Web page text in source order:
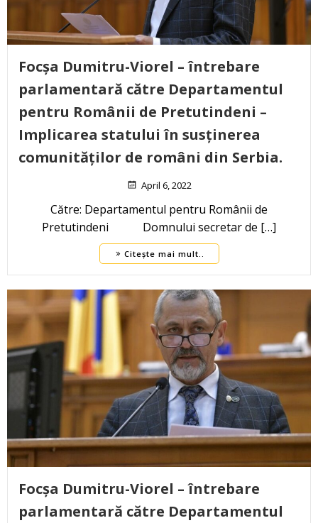
Focșa Dumitru-Viorel – întrebare
parlamentară către Departamentul
pentru Românii de Pretutindeni –
Implicarea statului în susținerea
comunităților de români din Serbia.
April 6, 2022
Către: Departamentul pentru Românii de
Pretutindeni Domnului secretar de […]
Citește mai mult..
Focșa Dumitru-Viorel – întrebare
parlamentară către Departamentul